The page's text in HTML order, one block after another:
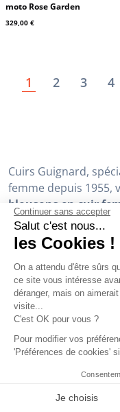
Continuer sans accepter
Salut c'est nous...
les Cookies !
On a attendu d'être sûrs
ce site vous intéresse
déranger, mais on
visite...
C'est OK pour vous ?
Pour modifier vos
'Préférences de cookies'
Je choisis
Blouson cuir femme noisette Rose
Garden
ROSE GARDEN
moto Rose Garden
329,00 €
1 2 3 4